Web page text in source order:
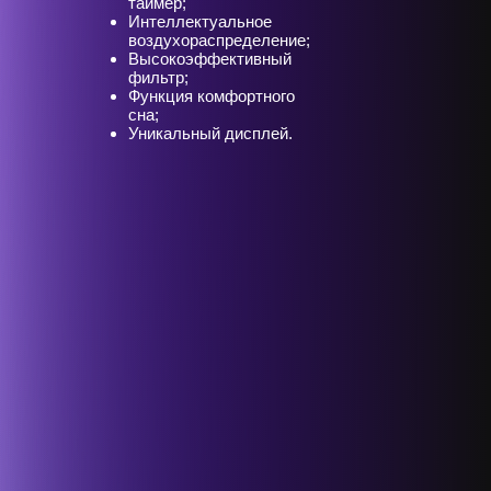
Интеллектуальное
воздухораспределение;
Высокоэффективный
фильтр;
Функция комфортного
сна;
Уникальный дисплей.